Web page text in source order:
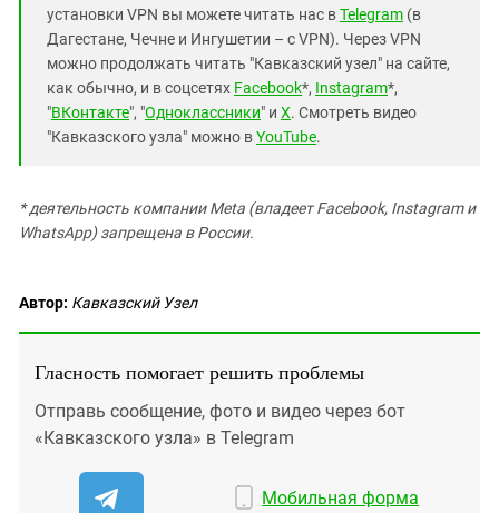
установки VPN вы можете читать нас вTelegram (в
Дагестане, Чечне и Ингушетии – с VPN). Через VPN
можно продолжать читать "Кавказский узел" на сайте,
как обычно, и в соцсетях Facebook*, Instagram*,
"ВКонтакте", "Одноклассники" и X. Смотреть видео
"Кавказского узла" можно вYouTube.
* деятельность компании Meta (владеет Facebook, Instagram и
WhatsApp) запрещена в России.
Автор: Кавказский Узел
Гласность помогает решить проблемы
Отправь сообщение, фото и видео через бот
«Кавказского узла» в Telegram
Мобильная форма